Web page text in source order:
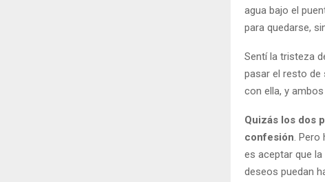
agua bajo el
para quedarse,
Sentí la tristeza
pasar el resto de
con ella, y
Quizás los dos
confesión. Pero
es aceptar que
deseos puedan